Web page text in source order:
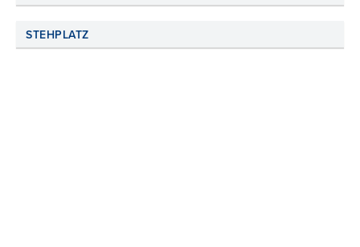
STEHPLATZ